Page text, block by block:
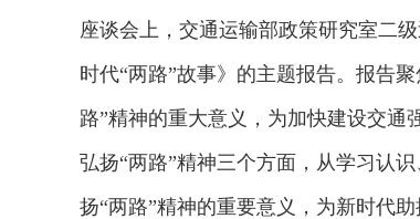
座谈会上，交通运输部政策研究室二
时代“两路”故事》的主题报告。报告
路”精神的重大意义，为加快建设交通
弘扬“两路”精神三个方面，从学习认
扬“两路”精神的重要意义，为新时代